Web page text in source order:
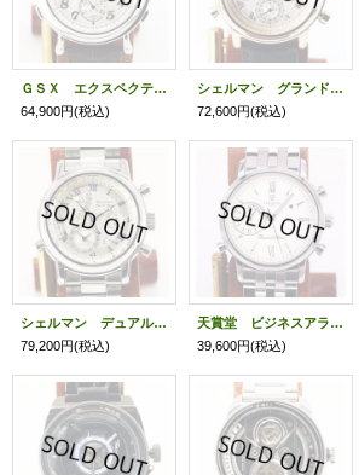
ＧＳＸ エクスペクテーション ＥＸＰ５０００ＧＴ グランドコンプリ 銀文字盤
64,900円(税込)
シェルマン グランドコンプリケーション プレミアム 白文字盤
72,600円(税込)
シェルマン デュアルタイムリピーター 銀文字盤
79,200円(税込)
天賞堂 ビジネスアラーム 白文字盤
39,600円(税込)